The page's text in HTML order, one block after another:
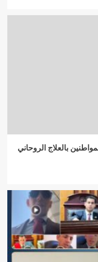
بالعلاج الروحاني